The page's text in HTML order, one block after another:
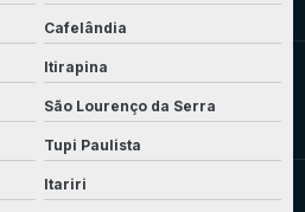
Cafelândia
Itirapina
São Lourenço da Serra
Tupi Paulista
Itariri